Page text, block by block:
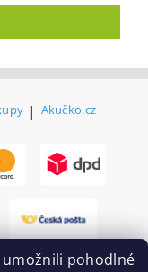
| Akučko.cz
umožnili pohodlné